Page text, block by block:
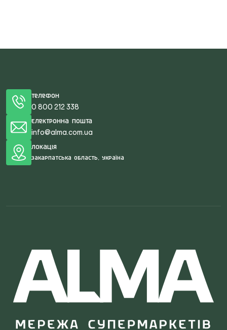
Телефон
0 800 212 338
Електронна пошта
info@alma.com.ua
Локація
Закарпатська область, Україна